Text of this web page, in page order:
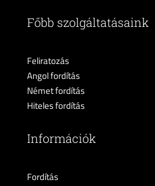
Főbb szolgáltatásaink
Feliratozás
Angol fordítás
Német fordítás
Hiteles fordítás
Információk
Fordítás